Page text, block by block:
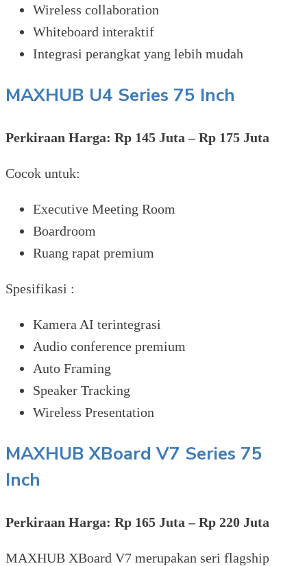
Wireless collaboration
Whiteboard interaktif
Integrasi perangkat yang lebih mudah
MAXHUB U4 Series 75 Inch
Perkiraan Harga: Rp 145 Juta – Rp 175 Juta
Cocok untuk:
Executive Meeting Room
Boardroom
Ruang rapat premium
Spesifikasi :
Kamera AI terintegrasi
Audio conference premium
Auto Framing
Speaker Tracking
Wireless Presentation
MAXHUB XBoard V7 Series 75
Inch
Perkiraan Harga: Rp 165 Juta – Rp 220 Juta
MAXHUB XBoard V7 merupakan seri flagship